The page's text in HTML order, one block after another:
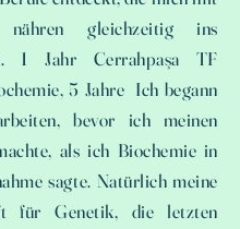
gleichzeitig ins
1 Jahr Cerrahpaşa TF
5 Jahre Ich begann
bevor ich meinen
als ich Biochemie in
sagte. Natürlich meine
für Genetik, die letzten